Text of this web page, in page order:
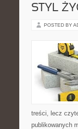
STYL
POSTED BY
treści, lecz
publikowanych